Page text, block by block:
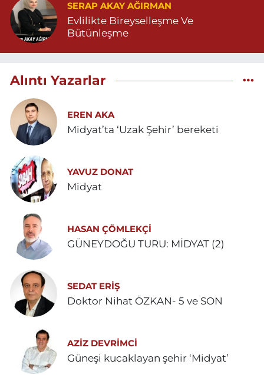
SERAP AKAY AĞIRMAN
Evlilikte Bireyselleşme Ve
Bütünleşme
Alıntı Yazarlar
EREN AKA
Midyat’ta ‘Uzak Şehir’ bereketi
YAVUZ DONAT
Midyat
HASAN ÇÖMLEKÇİ
GÜNEYDOĞU TURU: MİDYAT (2)
SEDAT ERİŞ
Doktor Nihat ÖZKAN- 5 ve SON
AZIZ DEVRIMCI
Güneşi kucaklayan şehir ‘Midyat’